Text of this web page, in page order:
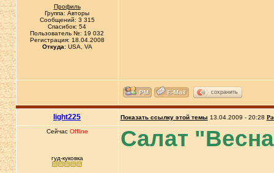
Профиль
Группа: Авторы
Сообщений: 3 315
Спасибок: 54
Пользователь №: 19 032
Регистрация: 18.04.2008
Откуда:USA, VA
сохранить
light225 Показать ссылку этой темы 13.04.2009 - 20:28
Сейчас Offline
гуд-куковка
Салат